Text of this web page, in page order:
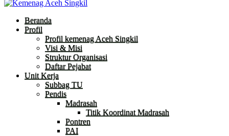
Beranda
Profil
Profil kemenag Aceh Singkil
Visi & Misi
Struktur Organisasi
Daftar Pejabat
Unit Kerja
Subbag TU
Pendis
Madrasah
Titik Koordinat Madrasah
Pontren
PAI